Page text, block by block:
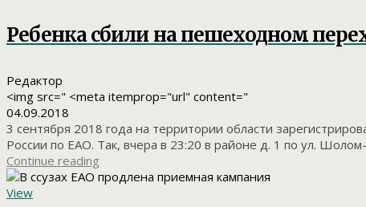
Ребенка сбили на пешеходном
Редактор
<img src=" <meta itemprop="url" content="
04.09.2018
3 сентября 2018 года на территории области
России по ЕАО. Так, вчера в 23:20 в районе д. 1 по ул.
Continue reading
View